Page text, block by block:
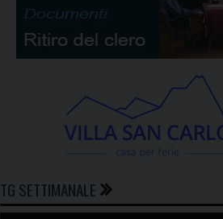
TG SETTIMANALE